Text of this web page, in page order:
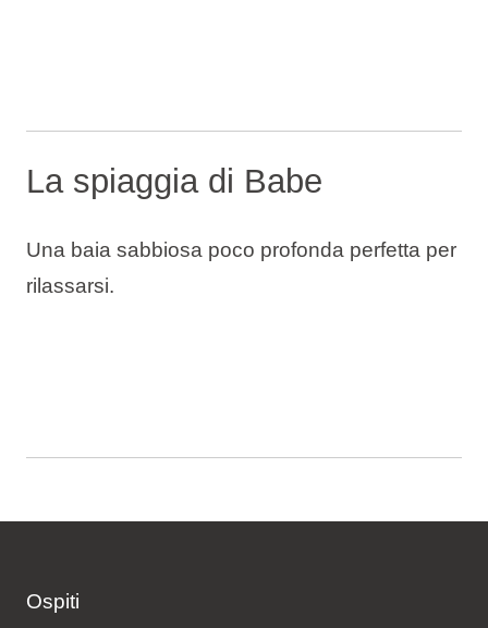
La spiaggia di Babe
Una baia sabbiosa poco profonda perfetta per
rilassarsi.
Ospiti